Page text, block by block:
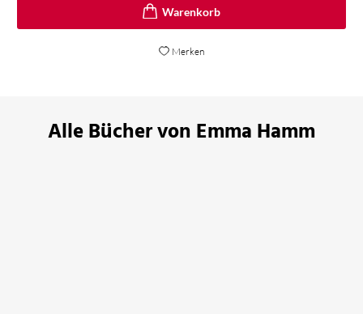
Merken
Alle Bücher von Emma Hamm